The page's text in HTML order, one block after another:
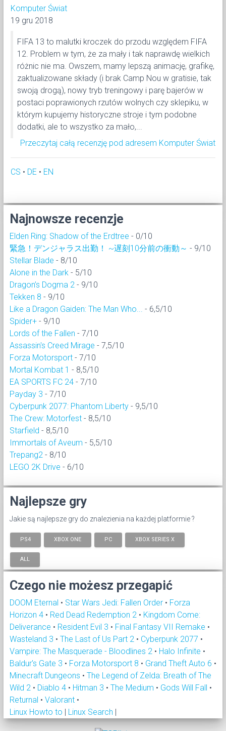
Komputer Świat
19 gru 2018
FIFA 13 to malutki kroczek do przodu względem FIFA
12. Problem w tym, że za mały i tak naprawdę wielkich
różnic nie ma. Owszem, mamy lepszą animację, grafikę,
zaktualizowane składy (i brak Camp Nou w gratisie, tak
swoją drogą), nowy tryb treningowy i parę bajerów w
postaci poprawionych rzutów wolnych czy sklepiku, w
którym kupujemy historyczne stroje i tym podobne
dodatki, ale to wszystko za mało,...
Przeczytaj całą recenzję pod adresem Komputer Świat
CS • DE • EN
Najnowsze recenzje
Elden Ring: Shadow of the Erdtree - 0/10
緊急！デンジャラス出勤！ ~遅刻10分前の衝動～ - 9/10
Stellar Blade - 8/10
Alone in the Dark - 5/10
Dragon’s Dogma 2 - 9/10
Tekken 8 - 9/10
Like a Dragon Gaiden: The Man Who...
- 6,5/10
Spider+ - 9/10
Lords of the Fallen - 7/10
Assassin's Creed Mirage - 7,5/10
Forza Motorsport - 7/10
Mortal Kombat 1 - 8,5/10
EA SPORTS FC 24 - 7/10
Payday 3 - 7/10
Cyberpunk 2077: Phantom Liberty - 9,5/10
The Crew: Motorfest - 8,5/10
Starfield - 8,5/10
Immortals of Aveum - 5,5/10
Trepang2 - 8/10
LEGO 2K Drive - 6/10
Najlepsze gry
Jakie są najlepsze gry do znalezienia na każdej platformie ?
PS4 XBOX ONE PC XBOX SERIES X
ALL
Czego nie możesz przegapić
DOOM Eternal • Star Wars Jedi: Fallen Order • Forza
Horizon 4 • Red Dead Redemption 2 • Kingdom Come:
Deliverance • Resident Evil 3 • Final Fantasy VII Remake •
Wasteland 3 • The Last of Us Part 2 • Cyberpunk 2077 •
Vampire: The Masquerade - Bloodlines 2 • Halo Infinite •
Baldur's Gate 3 • Forza Motorsport 8 • Grand Theft Auto 6 •
Minecraft Dungeons • The Legend of Zelda: Breath of The
Wild 2 • Diablo 4 • Hitman 3 • The Medium • Gods Will Fall •
Returnal • Valorant •
Linux Howto to | Linux Search |